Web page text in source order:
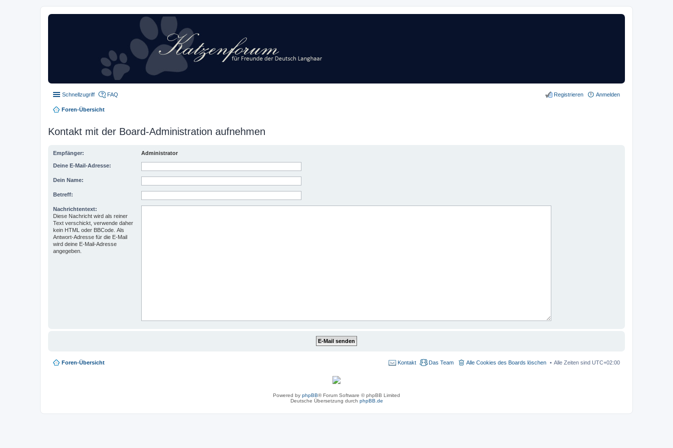
Schnellzugriff FAQ Anmelden
Registrieren
Foren-Übersicht
Kontakt mit der Board-Administration aufnehmen
Empfänger: Administrator
Deine E-Mail-Adresse:
Dein Name:
Betreff:
Nachrichtentext:
Diese Nachricht wird als reiner
Text verschickt, verwende daher
kein HTML oder BBCode. Als
Antwort-Adresse für die E-Mail
wird deine E-Mail-Adresse
angegeben.
Foren-Übersicht Alle Zeiten sind UTC+02:00
Alle Cookies des Boards löschen
Das Team
Kontakt
Powered by phpBB® Forum Software © phpBB Limited
Deutsche Übersetzung durch phpBB.de